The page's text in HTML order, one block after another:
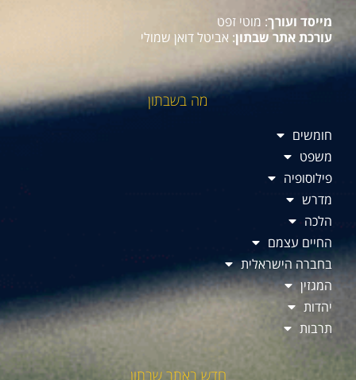
מייסד ועורך: מוטי זפט
עורכת אתר שבתון: אביטל דואן שמולי
מה בשבתון
חומשים
משפט
פילוסופיה
מדרש
הלכה
החיים עצמם
בחברה הישראלית
המגזין
יהדות
תרבות
חדש באתר שבתון